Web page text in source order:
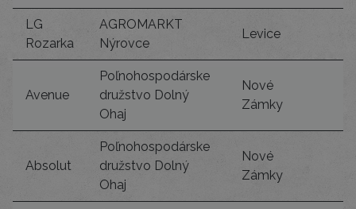
LG
Rozarka
AGROMARKT
Nýrovce
Levice
Avenue
Poľnohospodárske
družstvo Dolný
Ohaj
Nové
Zámky
Absolut
Poľnohospodárske
družstvo Dolný
Ohaj
Nové
Zámky